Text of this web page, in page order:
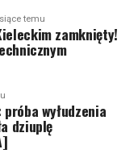
temu
zamknięty!
wyłudzenia
dziuplę